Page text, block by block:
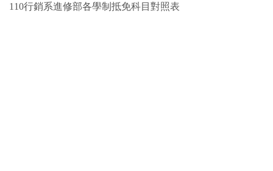
110行銷系進修部各學制抵免科目對照表